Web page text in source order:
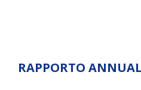
RAPPORTO